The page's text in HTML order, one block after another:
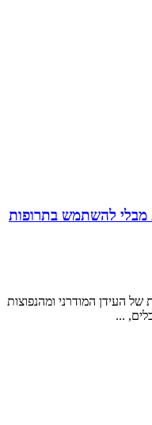
של העידן המודרני ומהנפוצות
...